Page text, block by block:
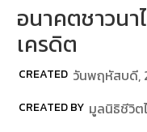
อนาคตชาวนา
เครดิต
CREATED วันพฤหัสบดี,
CREATED BY มูลนิธิชีวิต